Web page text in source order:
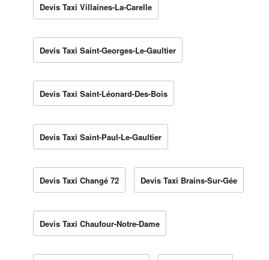
Devis Taxi Villaines-La-Carelle
Devis Taxi Saint-Georges-Le-Gaultier
Devis Taxi Saint-Léonard-Des-Bois
Devis Taxi Saint-Paul-Le-Gaultier
Devis Taxi Changé 72 Devis Taxi Brains-Sur-Gée
Devis Taxi Chaufour-Notre-Dame